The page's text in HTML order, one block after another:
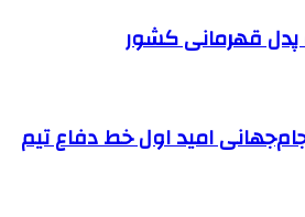
پدل قهرمانی کشور
امید اول خط دفاع تیم